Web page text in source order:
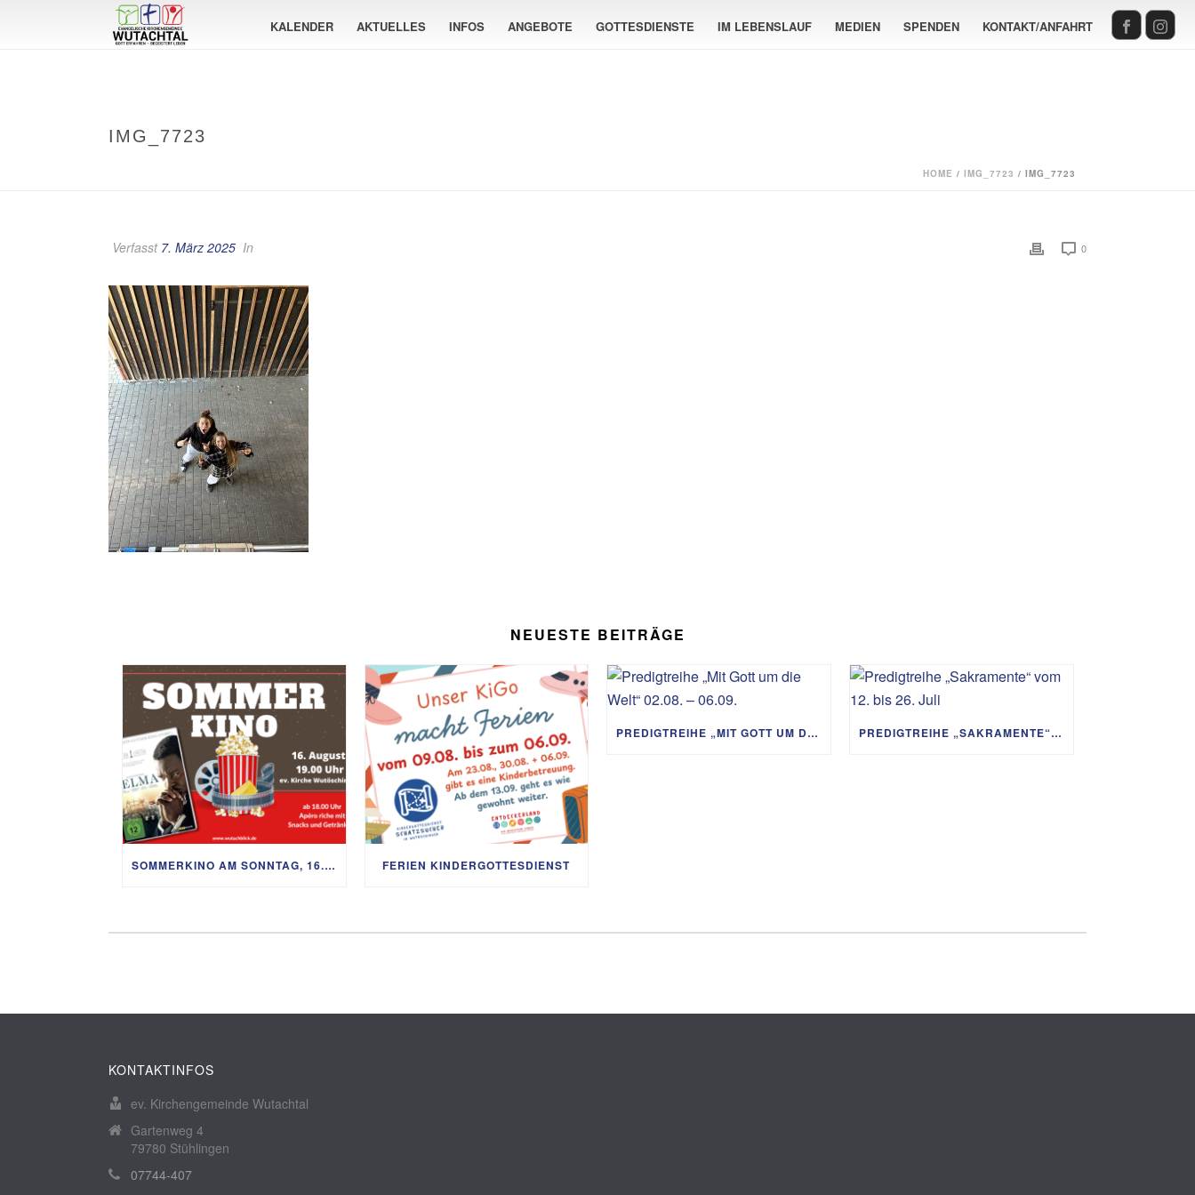
KALENDER AKTUELLES INFOS ANGEBOTE GOTTESDIENSTE IM LEBENSLAUF MEDIEN SPENDEN KONTAKT/ANFAHRT
IMG_7723
HOME / IMG_7723 / IMG_7723
Verfasst 7. März 2025 In 0
NEUESTE BEITRÄGE
SOMMERKINO AM SONNTAG, 16. AUGUST FERIEN KINDERGOTTESDIENST
PREDIGTREIHE „MIT GOTT UM DIE WELT“ 02.08. – 06.09. PREDIGTREIHE „SAKRAMENTE“ VOM 12. BIS 26. JULI
KONTAKTINFOS
ev. Kirchengemeinde Wutachtal
Gartenweg 4
79780 Stühlingen
07744-407